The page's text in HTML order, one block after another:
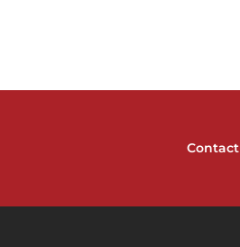
Contact
Download nu de opleidingsgids!